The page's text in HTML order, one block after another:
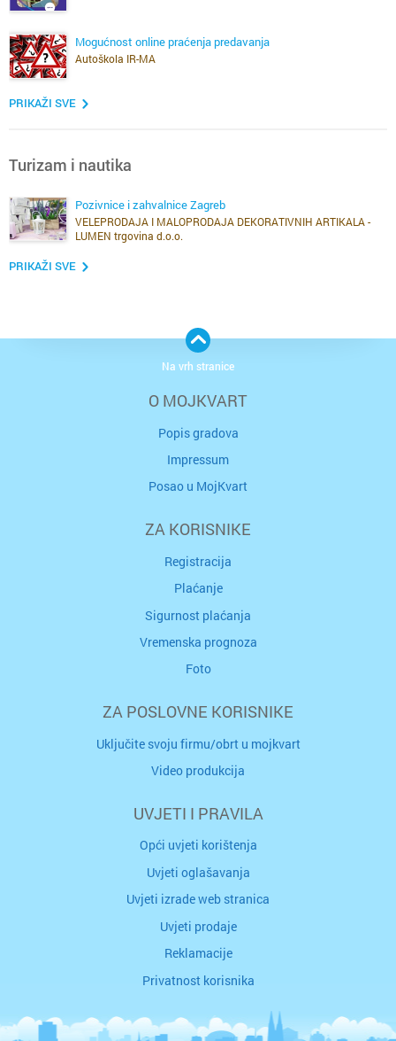
Mogućnost online praćenja predavanja
Autoškola IR-MA
PRIKAŽI SVE
Turizam i nautika
Pozivnice i zahvalnice Zagreb
VELEPRODAJA I MALOPRODAJA DEKORATIVNIH ARTIKALA -
LUMEN trgovina d.o.o.
PRIKAŽI SVE
O MOJKVART
Popis gradova
Impressum
Posao u MojKvart
ZA KORISNIKE
Registracija
Plaćanje
Sigurnost plaćanja
Vremenska prognoza
Foto
ZA POSLOVNE KORISNIKE
Uključite svoju firmu/obrt u mojkvart
Video produkcija
UVJETI I PRAVILA
Opći uvjeti korištenja
Uvjeti oglašavanja
Uvjeti izrade web stranica
Uvjeti prodaje
Reklamacije
Privatnost korisnika
Na vrh stranice